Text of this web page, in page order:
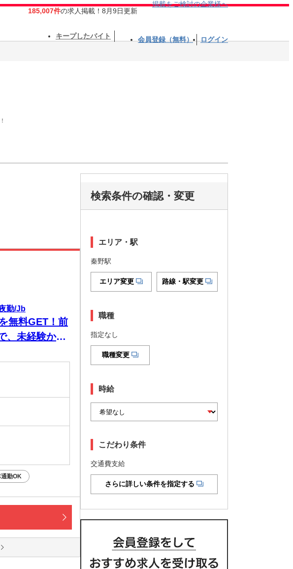
185,007件の求人掲載！8月9日更新
掲載をご検討の企業様へ
キープしたバイト 会員登録（無料） ログイン
勤/Jb
無料GET！前
、未経験から
通勤OK
検索条件の確認・変更
エリア・駅
秦野駅
エリア変更 路線・駅変更
職種
指定なし
職種変更
時給
こだわり条件
交通費支給
さらに詳しい条件を指定する